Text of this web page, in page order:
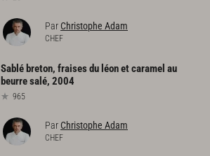
Par Christophe Adam
CHEF
Sablé breton, fraisesdu léonetcaramel au
beurresalé, 2004
965
Par Christophe Adam
CHEF